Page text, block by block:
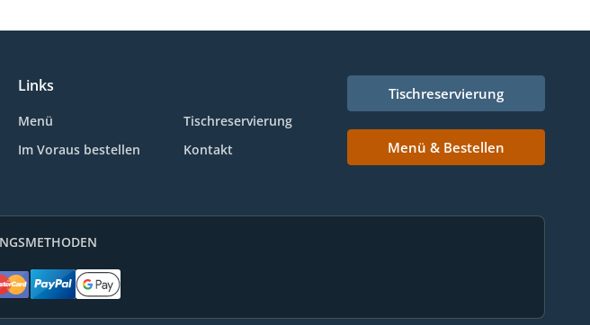
Links
Menü
Tischreservierung
Im Voraus bestellen
Kontakt
Tischreservierung
Menü & Bestellen